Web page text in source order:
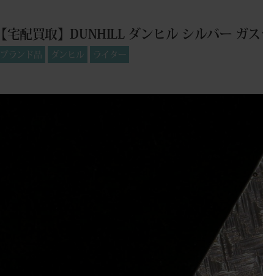
【宅配買取】DUNHILL ダンヒル シルバー ガ
ブランド品 ダンヒル ライター